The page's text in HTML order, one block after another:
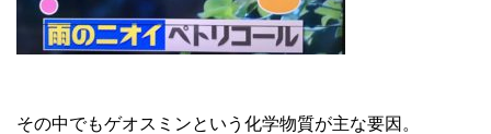
その中でもゲオスミンという化学物質が主な要因。